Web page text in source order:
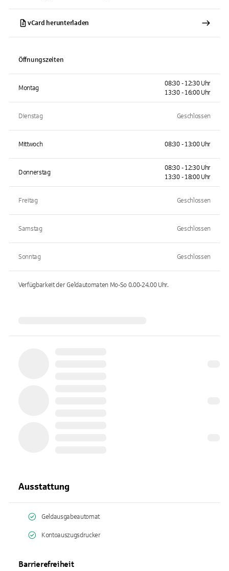
vCard herunterladen
Öffnungszeiten
Montag
08:30 - 12:30 Uhr
13:30 - 16:00 Uhr
Dienstag Geschlossen
Mittwoch 08:30 - 13:00 Uhr
Donnerstag
08:30 - 12:30 Uhr
13:30 - 18:00 Uhr
Freitag Geschlossen
Samstag Geschlossen
Sonntag Geschlossen
Verfügbarkeit der Geldautomaten Mo-So 0.00-24.00Uhr.
Ausstattung
Geldausgabeautomat
Kontoauszugsdrucker
Barrierefreiheit